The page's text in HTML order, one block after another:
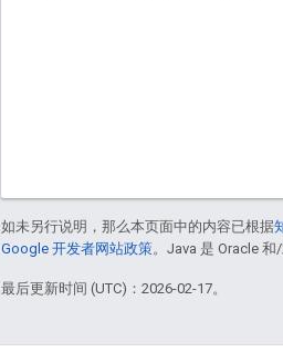
如未另行说明，那么本页面中的内容已根据
Google 开发者网站政策。Java 是 Oracle 和
最后更新时间 (UTC)：2026-02-17。